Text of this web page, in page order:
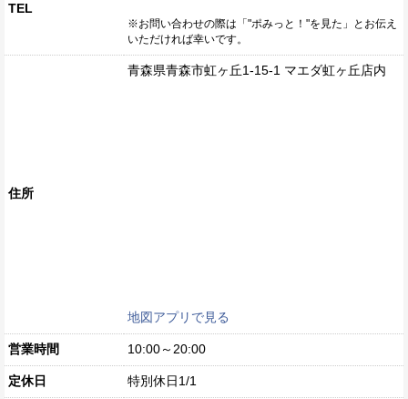
TEL
※お問い合わせの際は「"ポみっと！"を見た」とお伝え
いただければ幸いです。
住所
青森県青森市虹ヶ丘1-15-1 マエダ虹ヶ丘店内
地図アプリで見る
営業時間 10:00～20:00
定休日 特別休日1/1